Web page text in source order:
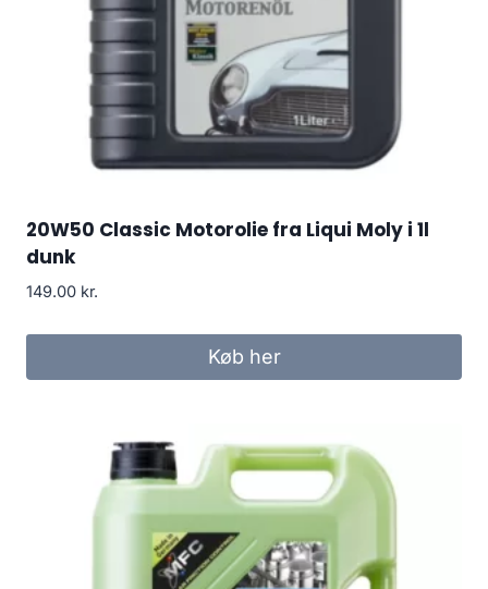
20W50 Classic Motorolie fra Liqui Moly i 1l
dunk
149.00 kr.
Køb her